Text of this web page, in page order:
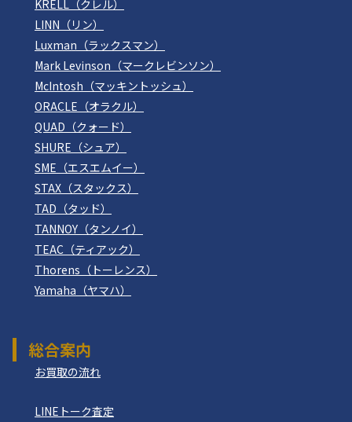
KRELL（クレル）
LINN（リン）
Luxman（ラックスマン）
Mark Levinson（マークレビンソン）
McIntosh（マッキントッシュ）
ORACLE（オラクル）
QUAD（クォード）
SHURE（シュア）
SME（エスエムイー）
STAX（スタックス）
TAD（タッド）
TANNOY（タンノイ）
TEAC（ティアック）
Thorens（トーレンス）
Yamaha（ヤマハ）
総合案内
お買取の流れ
LINEトーク査定